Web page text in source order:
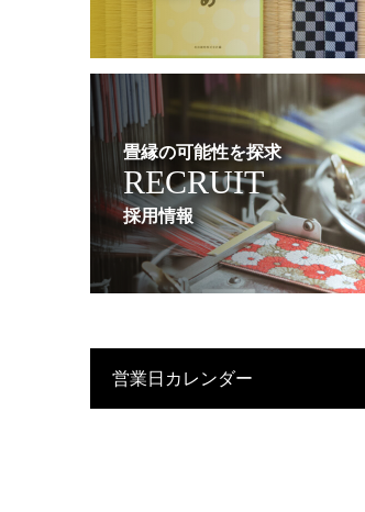
畳縁の可能性を探求
RECRUIT
採用情報
営業日カレンダー